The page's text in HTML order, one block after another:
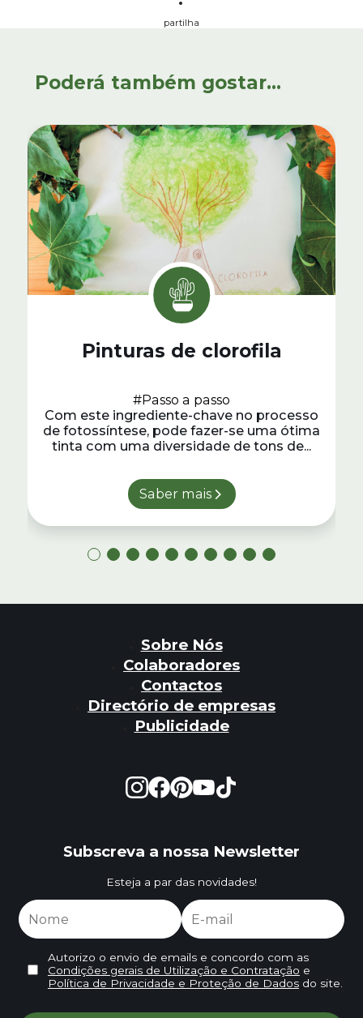
partilha
Poderá também gostar...
Pinturas de clorofila
#Passo a passo
Com este ingrediente-chave no processo
de fotossíntese, pode fazer-se uma ótima
tinta com uma diversidade de tons de...
Saber mais
Sobre Nós
Colaboradores
Contactos
Directório de empresas
Publicidade
Subscreva a nossa Newsletter
Esteja a par das novidades!
Autorizo o envio de emails e concordo com as
Condições gerais de Utilização e Contratação e
Política de Privacidade e Proteção de Dadosdo site.